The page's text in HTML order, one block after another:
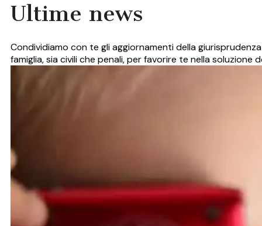
Ultime news
Condividiamo con te gli aggiornamenti della
famiglia, sia civili che penali, per favorire te nella soluzione